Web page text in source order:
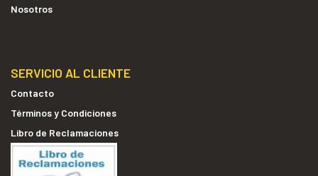
Nosotros
SERVICIO AL CLIENTE
Contacto
Términos y Condiciones
Libro de Reclamaciones